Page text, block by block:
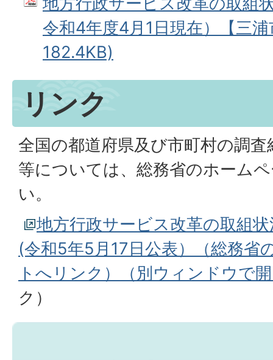
令和4年度4月1日現在）【三
182.4KB)
リンク
全国の都道府県及び市町村の調
等については、総務省のホーム
い。
地方行政サービス改革の取組
(令和5年5月17日公表）（総務省
トへリンク）（別ウィンドウで
ク）